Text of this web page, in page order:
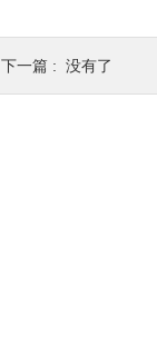
下一篇 : 没有了